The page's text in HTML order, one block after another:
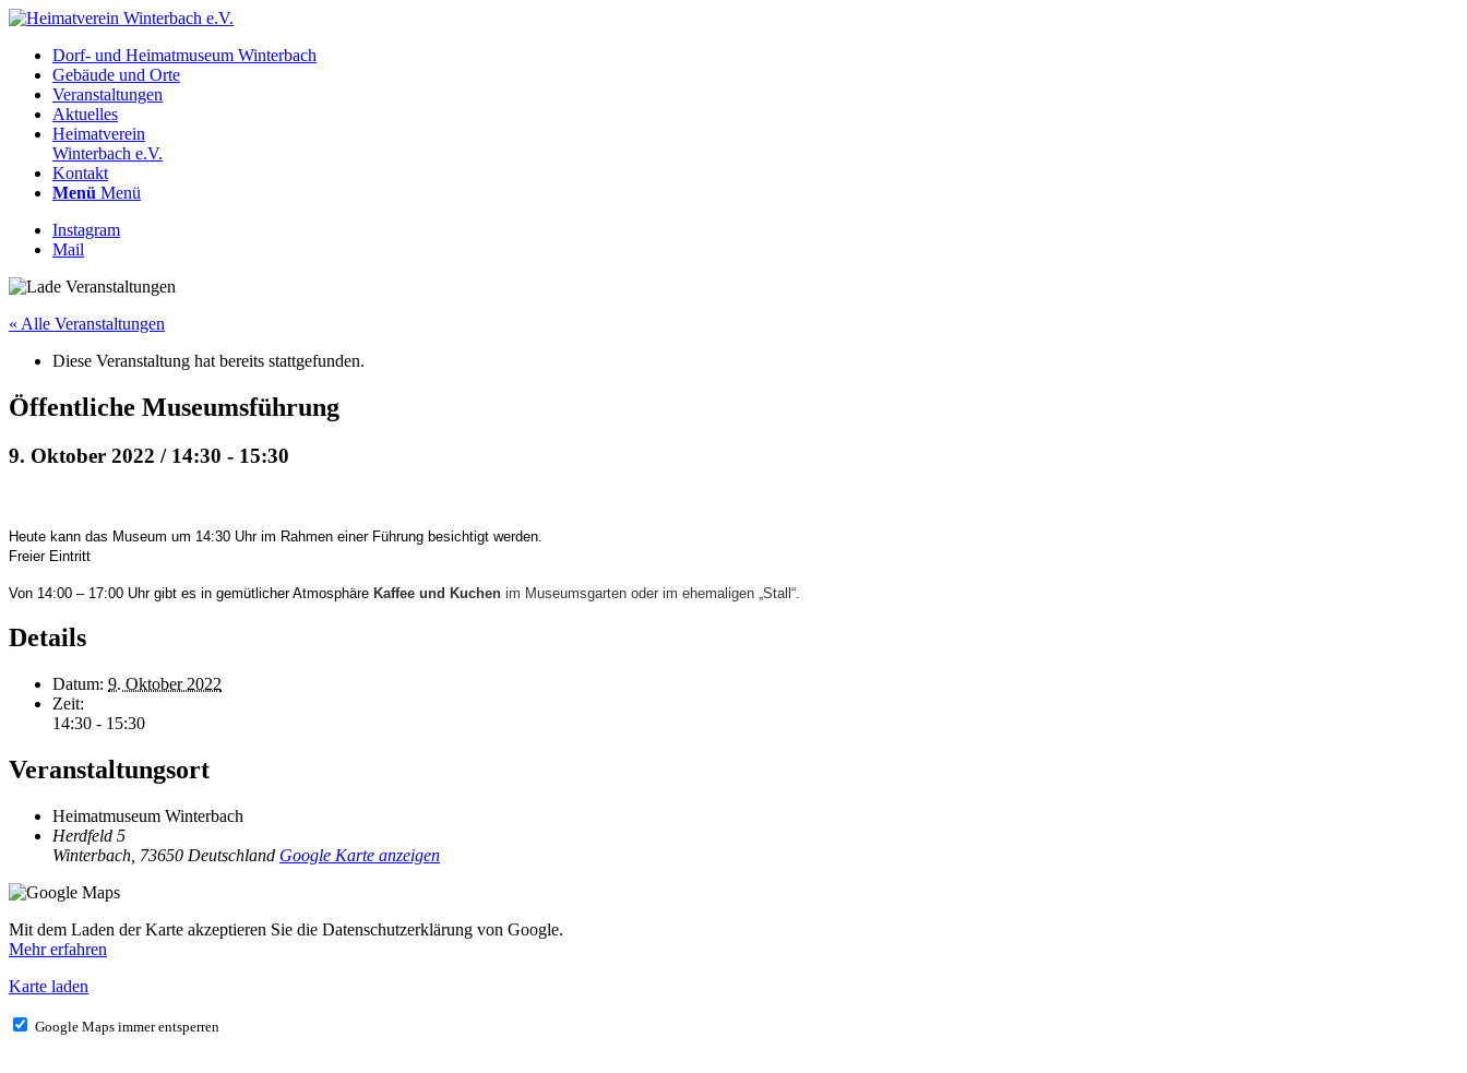
Dorf- und Heimatmuseum Winterbach
Gebäude und Orte
Veranstaltungen
Aktuelles
Heimatverein
Winterbach e.V.
Kontakt
Menü Menü
Instagram
Mail
« Alle Veranstaltungen
Diese Veranstaltung hat bereits stattgefunden.
Öffentliche Museumsführung
9. Oktober 2022 / 14:30 - 15:30
Heute kann das Museum um 14:30 Uhr im Rahmen einer Führung besichtigt werden.
Freier Eintritt
Von 14:00 – 17:00 Uhr gibt es in gemütlicher Atmosphäre Kaffee und Kuchen im Museumsgarten oder im ehemaligen „Stall“.
Details
Datum: 9. Oktober 2022
Zeit:
14:30 - 15:30
Veranstaltungsort
Heimatmuseum Winterbach
Herdfeld 5
Winterbach 73650 Deutschland Google Karte anzeigen
Mit dem Laden der Karte akzeptieren Sie die Datenschutzerklärung von Google.
Mehr erfahren
Karte laden
Google Maps immer entsperren